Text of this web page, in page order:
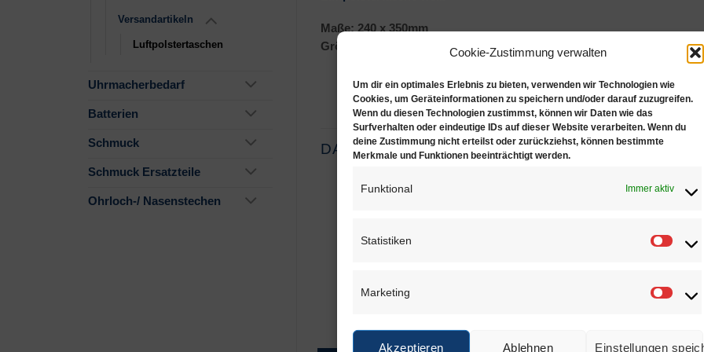
Cookie-Zustimmung verwalten
Um dir ein optimales Erlebnis zu bieten, verwenden wir Technologien wie
Cookies, um Geräteinformationen zu speichern und/oder darauf zuzugreifen.
Wenn du diesen Technologien zustimmst, können wir Daten wie das
Surfverhalten oder eindeutige IDs auf dieser Website verarbeiten. Wenn du
deine Zustimmung nicht erteilst oder zurückziehst, können bestimmte
Merkmale und Funktionen beeinträchtigt werden.
Funktional Immer aktiv
Statistiken
Marketing
Akzeptieren Ablehnen Einstellungen
Versandartikeln
Luftpolstertaschen
Uhrmacherbedarf
Batterien
Schmuck
Schmuck Ersatzteile
Ohrloch-/ Nasenstechen
Maße: 240 x 350mm
Größe: 6/F
DAS KÖNNTE DIR AUCH GEFALLEN …
Größe: 6 / F